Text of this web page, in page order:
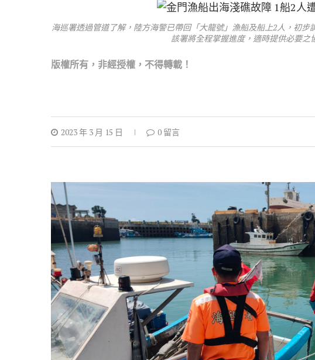
海巡署透過管道了解，陸方海警已帶回「大龍號」漁船及船上2人，初
該署將全程掌握進度，適時提供必要之
版權所有，非經授權，不得轉載！
2023 年 3 月 15 日 0 留言